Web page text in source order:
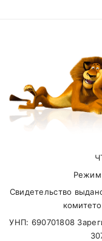
Режим
Свидетельство
УНП: 690701808